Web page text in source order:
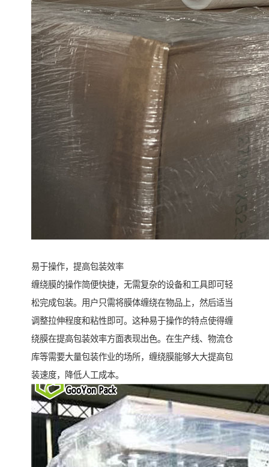
易于操作，提高包装效率
缠绕膜的操作简便快捷，无需复杂的设备和工具即可轻
松完成包装。用户只需将膜体缠绕在物品上，然后适当
调整拉伸程度和粘性即可。这种易于操作的特点使得缠
绕膜在提高包装效率方面表现出色。在生产线、物流仓
库等需要大量包装作业的场所，缠绕膜能够大大提高包
装速度，降低人工成本。